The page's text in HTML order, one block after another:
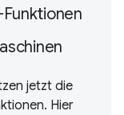
jetzt die
Hier